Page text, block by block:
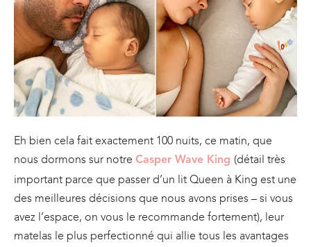
Eh bien cela fait exactement 100 nuits, ce matin, que
nous dormons sur notre Casper Wave King (détail très
important parce que passer d’un lit Queen à King est une
des meilleures décisions que nous avons prises – si vous
avez l’espace, on vous le recommande fortement), leur
matelas le plus perfectionné qui allie tous les avantages